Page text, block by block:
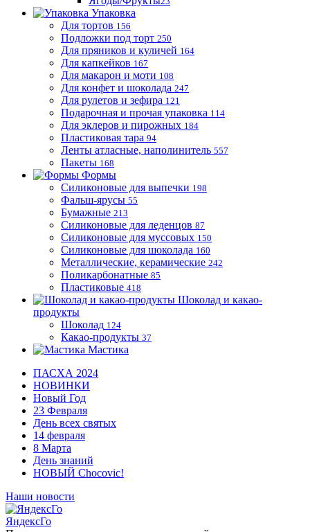
Упаковка
Для тортов 156
Подложки под торт 250
Для пряников и куличей 164
Для капкейков 167
Для макарон и моти 108
Для конфет и шоколада 247
Для рулетов и зефира 121
Подарочная и прочая упаковка 114
Для эклеров и пирожных 184
Пластиковая тара 94
Ленты атласные, наполинитель 557
Пакеты 168
Формы
Силиконовые для выпечки 198
Фальш-ярусы 55
Бумажные 213
Силиконовые для леденцов 87
Силиконовые для муссовых 150
Силиконовые для шоколада 160
Металлические, керамические 242
Поликарбонатные 85
Пластиковые 418
Шоколад и какао-
продукты
Шоколад 124
Какао-продукты 37
Мастика
ПАСХА 2024
НОВИНКИ
Новый Год
23 Февраля
День всех святых
14 февраля
8 Марта
День знаний
НОВЫЙ Chocovic!
Наши новости
ЯндексГо